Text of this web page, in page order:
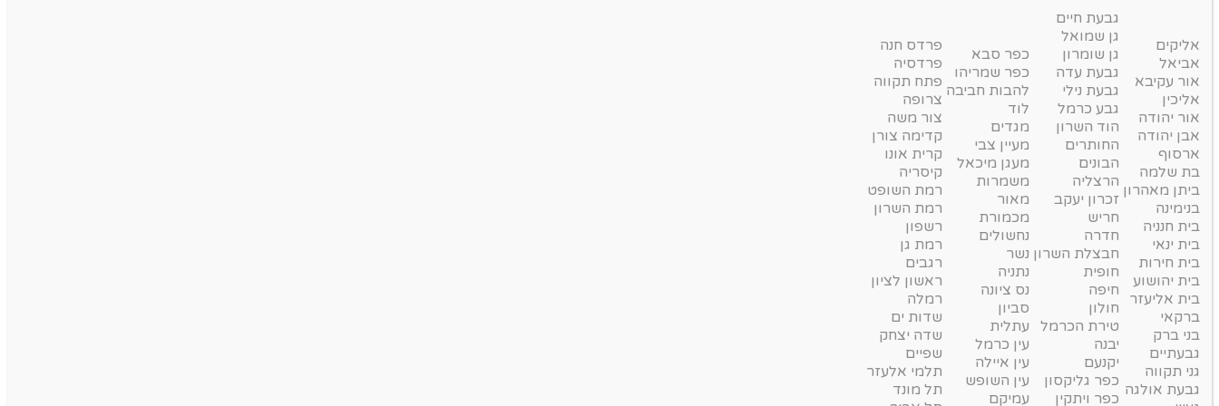
אליקים
אביאל
אור עקיבא
אליכין
אור יהודה
אבן יהודה
ארסוף
בת שלמה
ביתן מאהרון
בנימינה
בית חנניה
בית ינאי
בית חירות
בית יהושוע
בית אליעזר
ברקאי
בני ברק
גבעתיים
גני תקווה
גבעת אולגה
גבעת חיים
גן שמואל
גן שומרון
גבעת עדה
גבעת נילי
גבע כרמל
הוד השרון
החותרים
הבונים
הרצליה
זכרון יעקב
חריש
חדרה
חבצלת השרון
חופית
חיפה
חולון
טירת הכרמל
יבנה
יקנעם
כפר גליקסון
כפר ויתקין
כפר סבא
כפר שמריהו
להבות חביבה
לוד
מגדים
מעיין צבי
מעגן מיכאל
משמרות
מאור
מכמורת
נחשולים
נשר
נתניה
נס ציונה
סביון
עתלית
עין כרמל
עין איילה
עין השופש
עמיקם
פרדס חנה
פרדסיה
פתח תקווה
צרופה
צור משה
קדימה צורן
קרית אונו
קיסריה
רמת השופט
רמת השרון
רשפון
רמת גן
רגבים
ראשון לציון
רמלה
שדות ים
שדה יצחק
שפיים
תלמי אלעזר
תל מונד